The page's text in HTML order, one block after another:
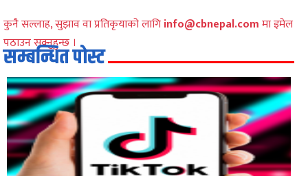
कुनै सल्लाह, सुझाव वा प्रतिकृयाको लागिinfo@cbnepal.comमा इमेल
पठाउन सक्नुहुन्छ ।
सम्बन्धित पोस्ट